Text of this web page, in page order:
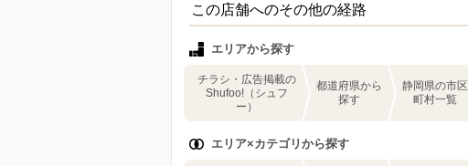
この店舗へのその他の経路
エリアから探す
チラシ・広告掲載の
Shufoo!（シュフ
ー）
都道府県から
探す
静岡県の市区
町村一覧
エリア×カテゴリから探す